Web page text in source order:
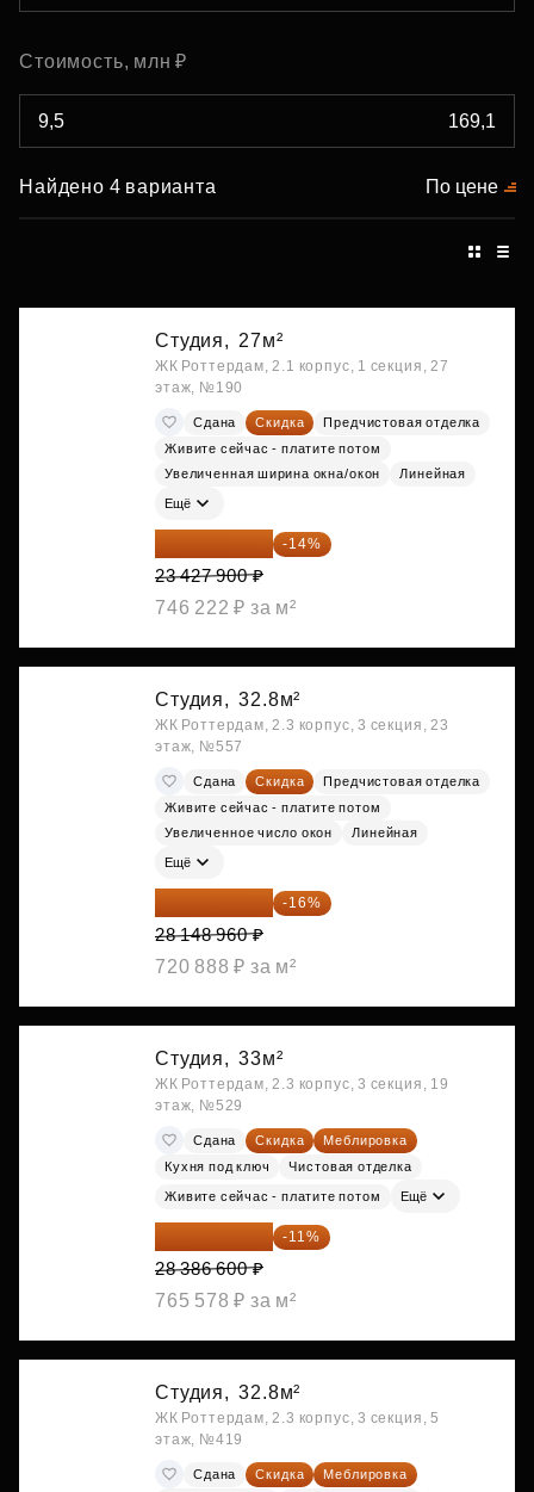
Стоимость, млн ₽
Найдено 4 варианта По цене
Студия, 27м²
ЖК Роттердам, 2.1 корпус, 1 секция, 27
этаж, №190
Сдана Скидка
Предчистовая отделка
Живите сейчас - платите потом
Увеличенная ширина окна/окон
Линейная
Ещё
20 147 994 ₽ -14%
23 427 900 ₽
746 222 ₽ за м²
Студия, 32.8м²
ЖК Роттердам, 2.3 корпус, 3 секция, 23
этаж, №557
Сдана Скидка
Предчистовая отделка
Живите сейчас - платите потом
Увеличенное число окон
Линейная
Ещё
23 645 126 ₽ -16%
28 148 960 ₽
720 888 ₽ за м²
Студия, 33м²
ЖК Роттердам, 2.3 корпус, 3 секция, 19
этаж, №529
Сдана Скидка
Меблировка
Кухня под ключ
Чистовая отделка
Живите сейчас - платите потом Ещё
25 264 074 ₽ -11%
28 386 600 ₽
765 578 ₽ за м²
Студия, 32.8м²
ЖК Роттердам, 2.3 корпус, 3 секция, 5
этаж, №419
Сдана Скидка
Меблировка